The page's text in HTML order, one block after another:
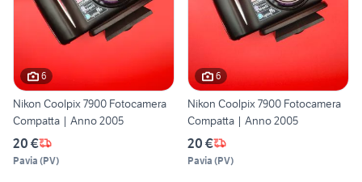
6
Nikon Coolpix 7900 Fotocamera
Compatta | Anno 2005
20 €
Pavia (PV)
6
Nikon Coolpix 7900 Fotocamera
Compatta | Anno 2005
20 €
Pavia (PV)